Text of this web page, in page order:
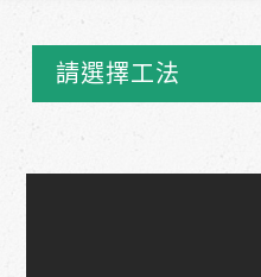
請選擇工法